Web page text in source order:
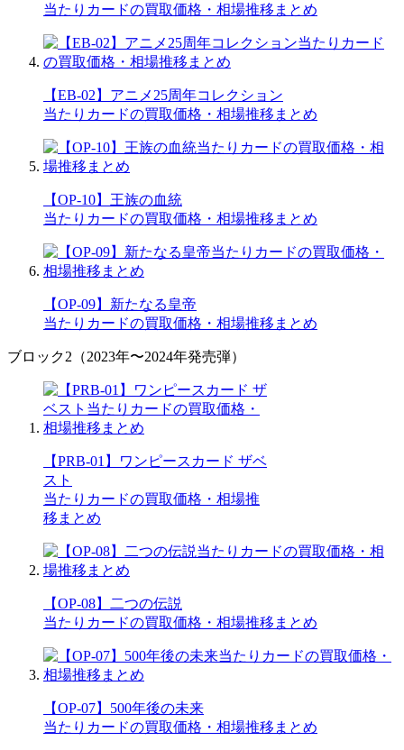
当たりカードの買取価格・相場推移まとめ
【EB-02】アニメ25周年コレクション
当たりカードの買取価格・相場推移まとめ
【OP-10】王族の血統
当たりカードの買取価格・相場推移まとめ
【OP-09】新たなる皇帝
当たりカードの買取価格・相場推移まとめ
ブロック2（2023年〜2024年発売弾）
【PRB-01】ワンピースカード ザベ
スト
当たりカードの買取価格・相場推
移まとめ
【OP-08】二つの伝説
当たりカードの買取価格・相場推移まとめ
【OP-07】500年後の未来
当たりカードの買取価格・相場推移まとめ